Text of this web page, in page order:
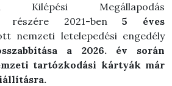
Kilépési Megállapodás
részére 2021-ben5 éves
nemzeti letelepedési engedély
a 2026. év során
tartózkodási kártyák már